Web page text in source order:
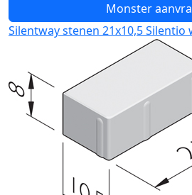
Monster
Silentway stenen 21x10,5 Silentio